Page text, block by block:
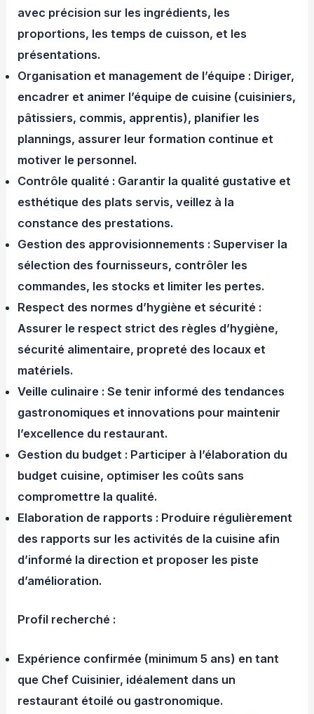
avec précision sur les ingrédients, les
proportions, les temps de cuisson, et les
présentations.
Organisation et management de l’équipe : Diriger,
encadrer et animer l’équipe de cuisine (cuisiniers,
pâtissiers, commis, apprentis), planifier les
plannings, assurer leur formation continue et
motiver le personnel.
Contrôle qualité : Garantir la qualité gustative et
esthétique des plats servis, veillez à la
constance des prestations.
Gestion des approvisionnements : Superviser la
sélection des fournisseurs, contrôler les
commandes, les stocks et limiter les pertes.
Respect des normes d’hygiène et sécurité :
Assurer le respect strict des règles d’hygiène,
sécurité alimentaire, propreté des locaux et
matériels.
Veille culinaire : Se tenir informé des tendances
gastronomiques et innovations pour maintenir
l’excellence du restaurant.
Gestion du budget : Participer à l’élaboration du
budget cuisine, optimiser les coûts sans
compromettre la qualité.
Elaboration de rapports : Produire régulièrement
des rapports sur les activités de la cuisine afin
d’informé la direction et proposer les piste
d’amélioration.
Profil recherché :
Expérience confirmée (minimum 5 ans) en tant
que Chef Cuisinier, idéalement dans un
restaurant étoilé ou gastronomique.